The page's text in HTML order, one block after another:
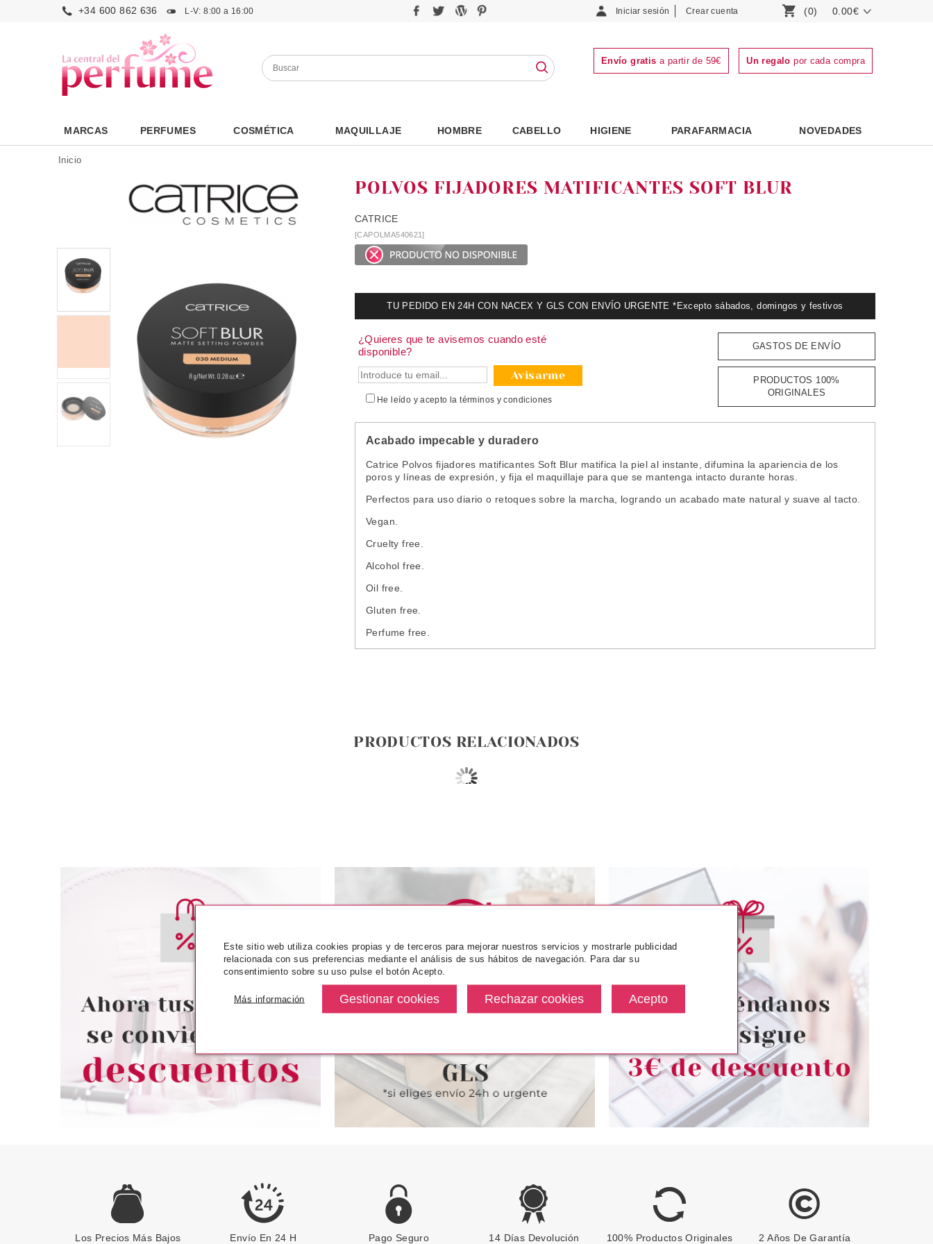
+34 600 862 636 L-V: 8:00 a 16:00 Iniciar sesión Crear cuenta (0) 0.00€
Envío gratis a partir de 59€ Un regalo por cada compra
MARCAS PERFUMES COSMÉTICA MAQUILLAJE HOMBRE CABELLO HIGIENE PARAFARMACIA NOVEDADES
Inicio
POLVOS FIJADORES MATIFICANTES SOFT BLUR
CATRICE
[CAPOLMA540621]
TU PEDIDO EN 24H CON NACEX Y GLS CON ENVÍO URGENTE *Excepto sábados, domingos y festivos
¿Quieres que te avisemos cuando esté
disponible?
Avisarme
He leído y acepto latérminos y condiciones
GASTOS DE ENVÍO
PRODUCTOS 100%
ORIGINALES
Acabado impecable y duradero
Catrice Polvos fijadores matificantes Soft Blur matifica la piel al instante, difumina la apariencia de los
poros y líneas de expresión, y fija el maquillaje para que se mantenga intacto durante horas.
Perfectos para uso diario o retoques sobre la marcha, logrando un acabado mate natural y suave al tacto.
Vegan.
Cruelty free.
Alcohol free.
Oil free.
Gluten free.
Perfume free.
PRODUCTOS RELACIONADOS
CATRICE SUMMER OBSESSED
Pvr 6.99€
desde
5.70€
CATRICE
CATRICE CORRECTOR LIQUIDO
CAMOUFLAGE GRAN
COBERTURA 060 LATTE MAC
Pvr 4.99€
desde
CATRICE
CATRICE BLUSH AFFAIR
COLORETE LÍQUIDO 010
Pvr 4.99€ desde
CATRICE
CATRICE SKIN & RESPECT
MAQUILLAJE 30 ML
Pvr 5.69€
desde
CATRICE AIRBLUSH MATT
COLORETE EN POLVO 150
WINE TIME 5.50 GR
Pvr 3.99€
-17%
desde
Los Precios Más Bajos Envío En 24 H Pago Seguro 14 Días Devolución 100% Productos Originales 2 Años De Garantía
Este sitio web utiliza cookies propias y de terceros para mejorar nuestros servicios y mostrarle publicidad
relacionada con sus preferencias mediante el análisis de sus hábitos de navegación. Para dar su
consentimiento sobre su uso pulse el botón Acepto.
Más información